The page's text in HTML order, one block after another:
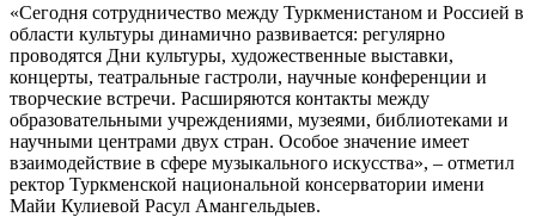
«Сегодня сотрудничество между Туркменистаном и Россией в
области культуры динамично развивается: регулярно
проводятся Дни культуры, художественные выставки,
концерты, театральные гастроли, научные конференции и
творческие встречи. Расширяются контакты между
образовательными учреждениями, музеями, библиотеками и
научными центрами двух стран. Особое значение имеет
взаимодействие в сфере музыкального искусства», – отметил
ректор Туркменской национальной консерватории имени
Майи Кулиевой Расул Амангельдыев.